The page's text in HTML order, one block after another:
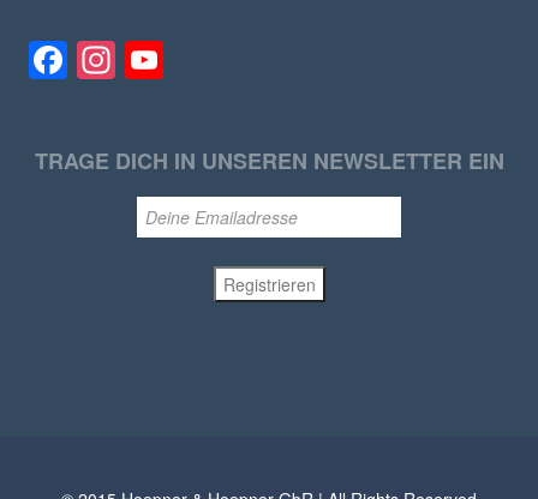
Facebook
Instagram
TRAGE DICH IN UNSEREN NEWSLETTER EIN